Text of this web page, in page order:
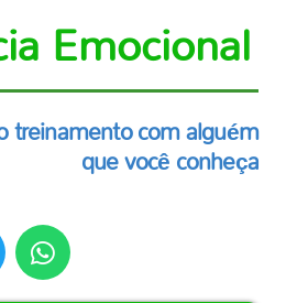
Emocional
treinamento com alguém
que você conheça